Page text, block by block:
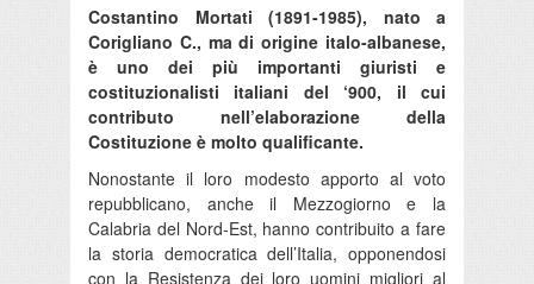
Costantino Mortati (1891-1985), nato a
Corigliano C., ma di origine italo-albanese,
è uno dei più importanti giuristi e
costituzionalisti italiani del ‘900, il cui
contributo nell’elaborazione della
Costituzione è molto qualificante.
Nonostante il loro modesto apporto al voto
repubblicano, anche il Mezzogiorno e la
Calabria del Nord-Est, hanno contribuito a fare
la storia democratica dell’Italia, opponendosi
con la Resistenza dei loro uomini migliori al